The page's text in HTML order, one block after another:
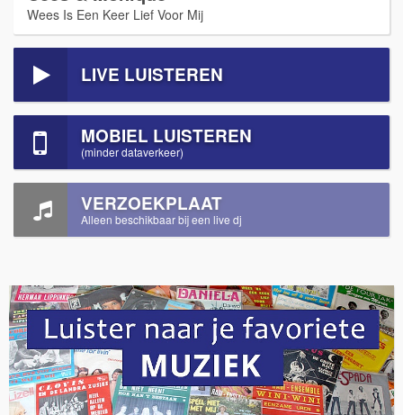
Wees Is Een Keer Lief Voor Mij
LIVE LUISTEREN
MOBIEL LUISTEREN
(minder dataverkeer)
VERZOEKPLAAT
Alleen beschikbaar bij een live dj